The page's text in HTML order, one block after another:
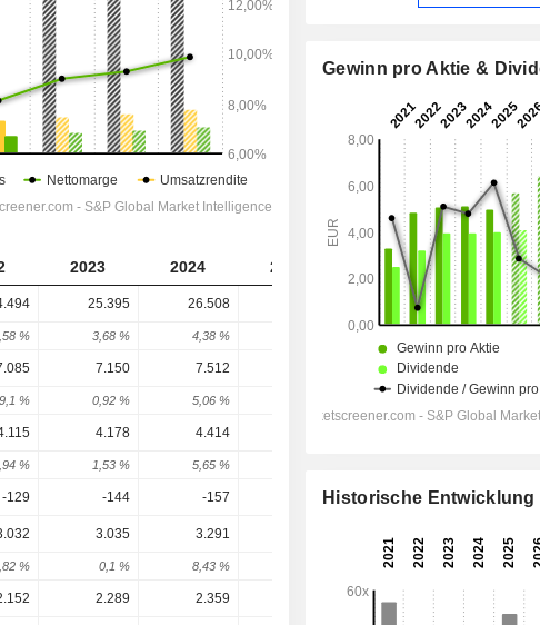
2023 2024 2025 2026 2027
25.395 26.508 30.332 33.099
% 3,68 % 4,38 %
7.150 7.512 7.502
% 0,92 % 5,06 % 7,54 %
4.178 4.414
% 1,53 % 5,65 %
-129 -144 -157 -184 -207,8 -173,8
3.035 3.291 3.718 4.154
% 0,1 % 8,43 % 16,36 % 11,72 %
2.289 2.359 2.731 3.076
Gewinn pro Aktie &
Historische Entwicklung